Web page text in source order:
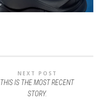
NEXT POST
THIS IS THE MOST RECENT
STORY.